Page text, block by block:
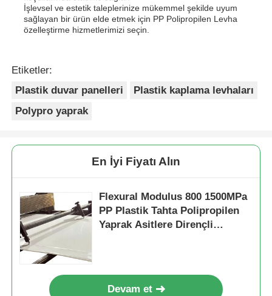
İşlevsel ve estetik taleplerinize mükemmel şekilde uyum
sağlayan bir ürün elde etmek için PP Polipropilen Levha
özelleştirme hizmetlerimizi seçin.
Etiketler:
Plastik duvar panelleri
Plastik kaplama levhaları
Polypro yaprak
En İyi Fiyatı Alın
Flexural Modulus 800 1500MPa
PP Plastik Tahta Polipropilen
Yaprak Asitlere Dirençli
Devam et